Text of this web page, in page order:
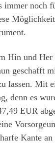
immer noch
Hin und Her
geschafft
lassen. Mit
denn es
EUR
Kante